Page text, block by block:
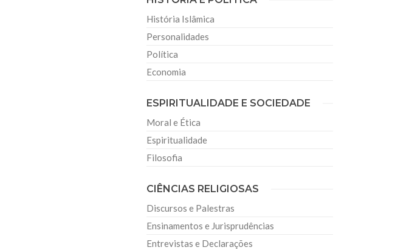
História Islâmica
Personalidades
Política
Economia
ESPIRITUALIDADE E SOCIEDADE
Moral e Ética
Espiritualidade
Filosofia
CIÊNCIAS RELIGIOSAS
Discursos e Palestras
Ensinamentos e Jurisprudências
Entrevistas e Declarações